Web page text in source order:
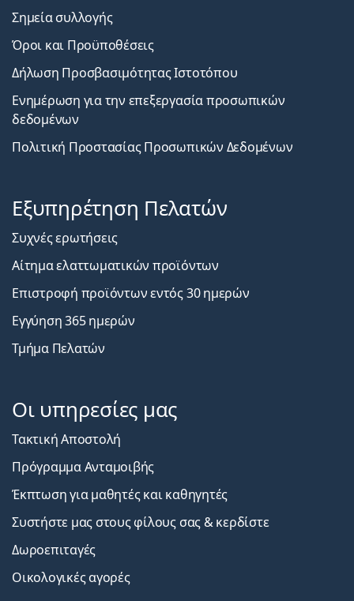
Σημεία συλλογής
Όροι και Προϋποθέσεις
Δήλωση Προσβασιμότητας Ιστοτόπου
Ενημέρωση για την επεξεργασία προσωπικών
δεδομένων
Πολιτική Προστασίας Προσωπικών Δεδομένων
Εξυπηρέτηση Πελατών
Συχνές ερωτήσεις
Αίτημα ελαττωματικών προϊόντων
Επιστροφή προϊόντων εντός 30 ημερών
Εγγύηση 365 ημερών
Τμήμα Πελατών
Οι υπηρεσίες μας
Τακτική Αποστολή
Πρόγραμμα Ανταμοιβής
Έκπτωση για μαθητές και καθηγητές
Συστήστε μας στους φίλους σας & κερδίστε
Δωροεπιταγές
Οικολογικές αγορές